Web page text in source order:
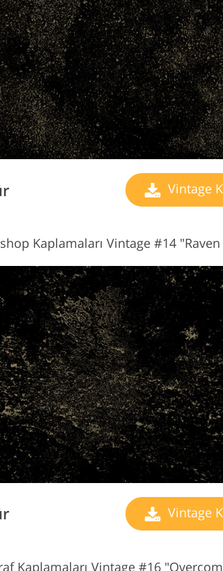
Vintage
Kaplamaları Vintage #14
Vintage